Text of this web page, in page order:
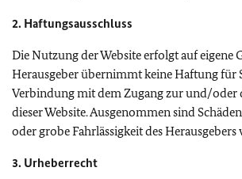
2. Haftungsausschluss
Die Nutzung der Website erfolgt auf eigene
Herausgeber übernimmt keine Haftung für
Verbindung mit dem Zugang zur und/oder
dieser Website. Ausgenommen sind
oder grobe Fahrlässigkeit des
3. Urheberrecht